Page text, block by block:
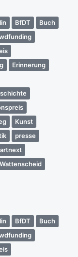
BfDT
Buch
Erinnerung
Kunst
presse
Wattenscheid
BfDT
Buch